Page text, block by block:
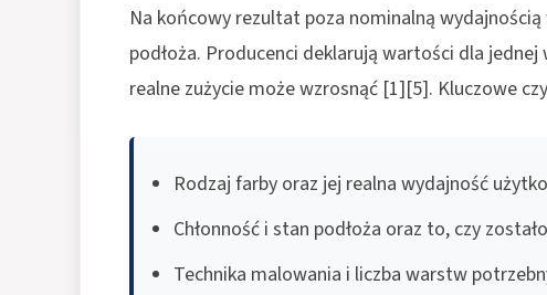
Na końcowy rezultat poza nominalną
podłoża. Producenci deklarują wartości dla
realne zużycie może wzrosnąć [1][5]. Kluczowe
Rodzaj farby oraz jej realna wydajność
Chłonność i stan podłoża oraz to, czy
Technika malowania i liczba warstw